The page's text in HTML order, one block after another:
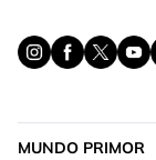
MUNDO PRIMOR